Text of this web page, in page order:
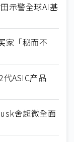
示警全球AI基
家「秘而不
ASIC产品
舍超微全面